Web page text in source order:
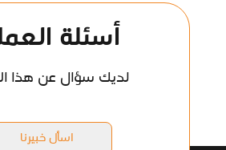
أسئلة
لديك سؤال عن هذا
اسأل خبيرنا